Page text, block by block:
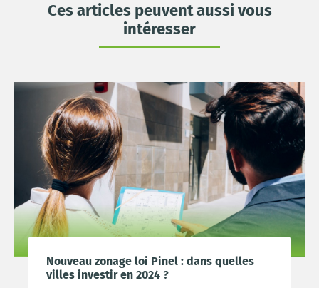
Ces articles peuvent aussi vous
intéresser
Nouveau zonage loi Pinel : dans quelles
villes investir en 2024 ?